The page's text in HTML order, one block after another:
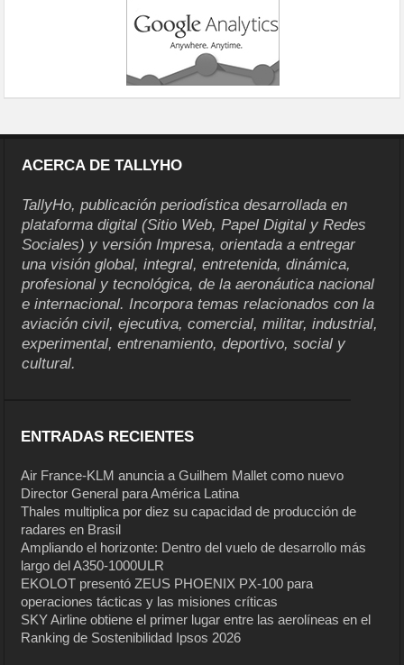
ACERCA DE TALLYHO
TallyHo, publicación periodística desarrollada en
plataforma digital (Sitio Web, Papel Digital y Redes
Sociales) y versión Impresa, orientada a entregar
una visión global, integral, entretenida, dinámica,
profesional y tecnológica, de la aeronáutica nacional
e internacional. Incorpora temas relacionados con la
aviación civil, ejecutiva, comercial, militar, industrial,
experimental, entrenamiento, deportivo, social y
cultural.
ENTRADAS RECIENTES
Air France-KLM anuncia a Guilhem Mallet como nuevo
Director General para América Latina
Thales multiplica por diez su capacidad de producción de
radares en Brasil
Ampliando el horizonte: Dentro del vuelo de desarrollo más
largo del A350-1000ULR
EKOLOT presentó ZEUS PHOENIX PX-100 para
operaciones tácticas y las misiones críticas
SKY Airline obtiene el primer lugar entre las aerolíneas en el
Ranking de Sostenibilidad Ipsos 2026